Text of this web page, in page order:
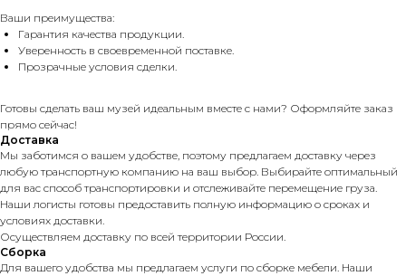
Ваши преимущества:
Гарантия качества продукции.
Уверенность в своевременной поставке.
Прозрачные условия сделки.
Готовы сделать ваш музей идеальным вместе с нами? Оформляйте заказ
прямо сейчас!
Доставка
Мы заботимся о вашем удобстве, поэтому предлагаем доставку через
любую транспортную компанию на ваш выбор. Выбирайте оптимальный
для вас способ транспортировки и отслеживайте перемещение груза.
Наши логисты готовы предоставить полную информацию о сроках и
условиях доставки.
Осуществляем доставку по всей территории России.
Сборка
Для вашего удобства мы предлагаем услуги по сборке мебели. Наши